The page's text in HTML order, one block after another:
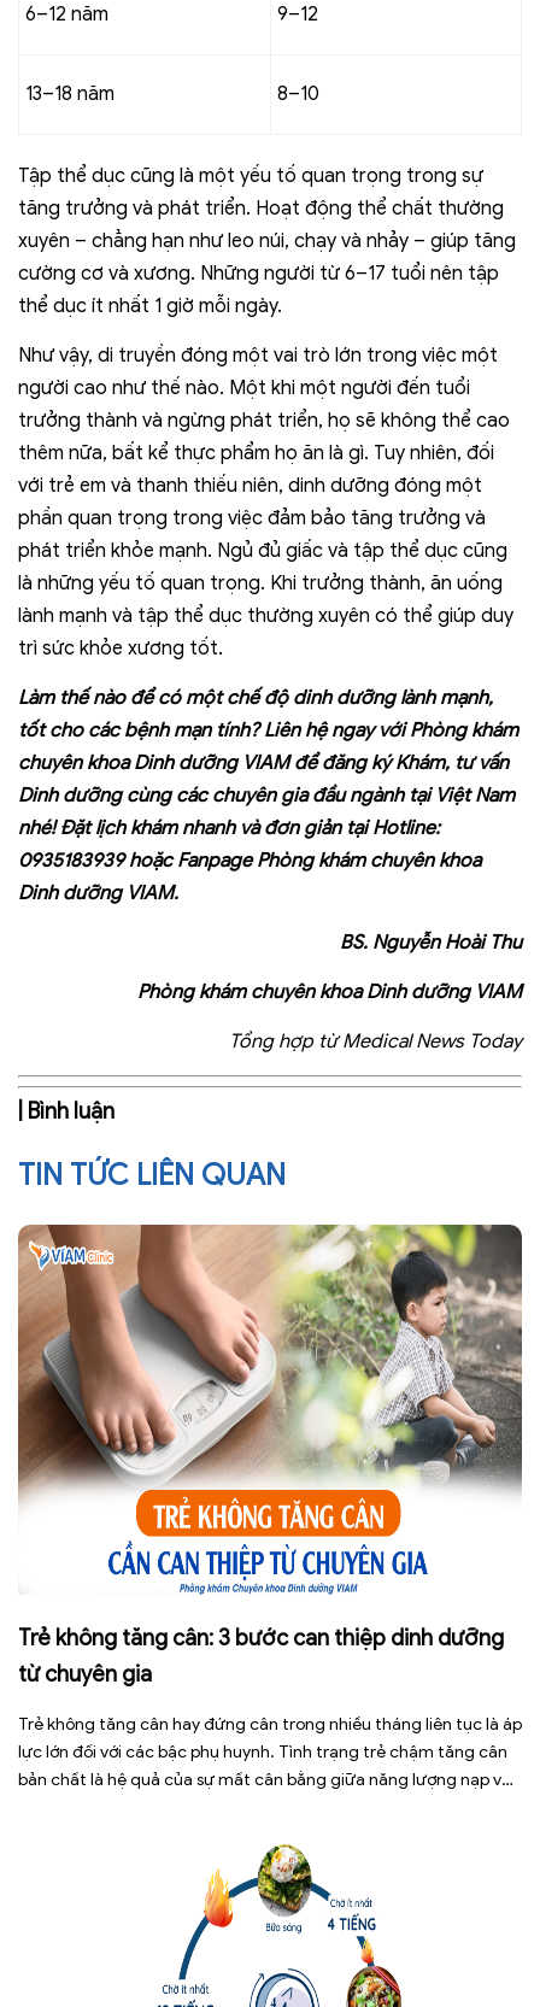
6–12 năm 9–12
13–18 năm 8–10
Tập thể dục cũng là một yếu tố quan trọng trong sự
tăng trưởng và phát triển. Hoạt động thể chất thường
xuyên – chẳng hạn như leo núi, chạy và nhảy – giúp tăng
cường cơ và xương. Những người từ 6–17 tuổi nên tập
thể dục ít nhất 1 giờ mỗi ngày.
Như vậy, di truyền đóng một vai trò lớn trong việc một
người cao như thế nào. Một khi một người đến tuổi
trưởng thành và ngừng phát triển, họ sẽ không thể cao
thêm nữa, bất kể thực phẩm họ ăn là gì. Tuy nhiên, đối
với trẻ em và thanh thiếu niên, dinh dưỡng đóng một
phần quan trọng trong việc đảm bảo tăng trưởng và
phát triển khỏe mạnh. Ngủ đủ giấc và tập thể dục cũng
là những yếu tố quan trọng. Khi trưởng thành, ăn uống
lành mạnh và tập thể dục thường xuyên có thể giúp duy
trì sức khỏe xương tốt.
Làm thế nào để có một chế độ dinh dưỡng lành mạnh,
tốt cho các bệnh mạn tính? Liên hệ ngay với Phòng khám
chuyên khoa Dinh dưỡng VIAM để đăng ký Khám, tư vấn
Dinh dưỡng cùng các chuyên gia đầu ngành tại Việt Nam
nhé! Đặt lịch khám nhanh và đơn giản tại Hotline:
0935183939 hoặc FanpagePhòng khám chuyên khoa
Dinh dưỡng VIAM.
BS. Nguyễn Hoài Thu
Phòng khám chuyên khoa Dinh dưỡng VIAM
Tổng hợp từ Medical News Today
| Bình luận
TIN TỨC LIÊN QUAN
Trẻ không tăng cân: 3 bước can thiệp dinh dưỡng
từ chuyên gia
Trẻ không tăng cân hay đứng cân trong nhiều tháng liên tục là áp
lực lớn đối với các bậc phụ huynh. Tình trạng trẻ chậm tăng cân
bản chất là hệ quả của sự mất cân bằng giữa năng lượng nạp vào